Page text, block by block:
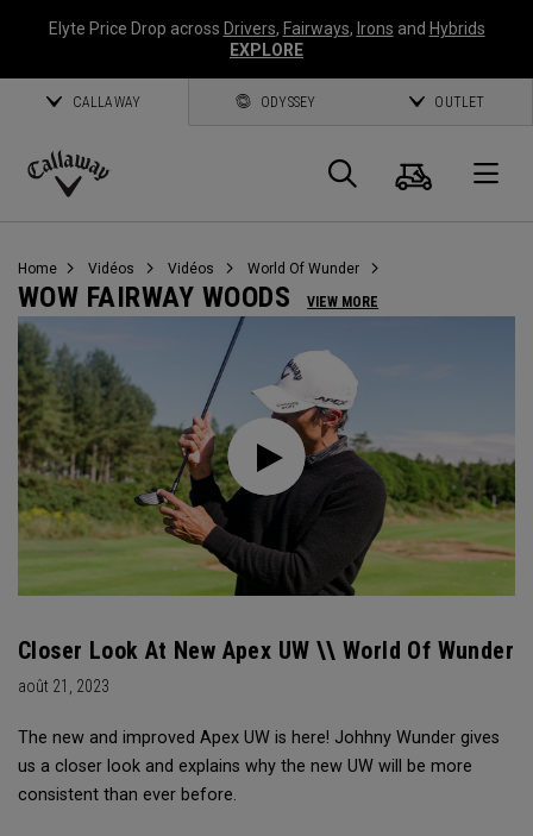
Elyte Price Drop across Drivers, Fairways, Irons and Hybrids
EXPLORE
CALLAWAY ODYSSEY OUTLET
Callaway
Panier
Home Vidéos Vidéos World Of Wunder
WOW FAIRWAY WOODS VIEW MORE
Closer Look At New Apex UW \\ World Of Wunder
août 21, 2023
The new and improved Apex UW is here! Johhny Wunder gives
us a closer look and explains why the new UW will be more
consistent than ever before.